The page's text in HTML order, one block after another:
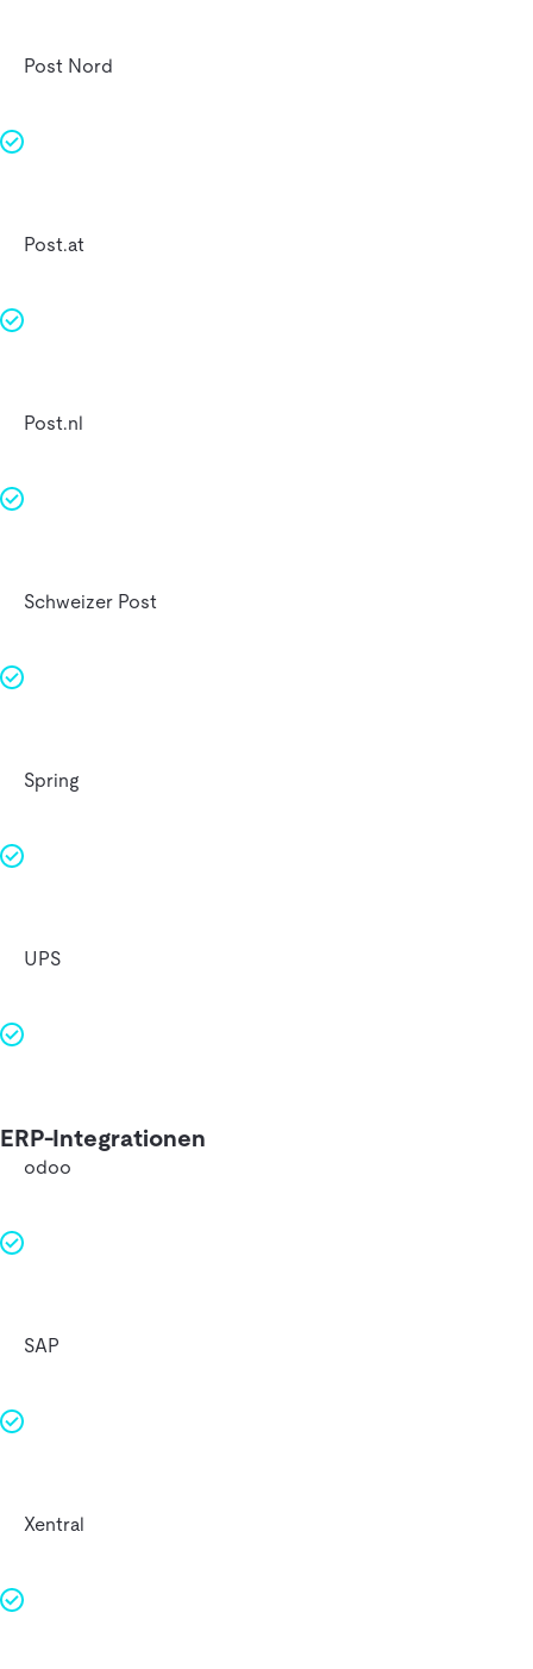
Post Nord
Post.at
Post.nl
Schweizer Post
Spring
UPS
ERP-Integrationen
odoo
SAP
Xentral